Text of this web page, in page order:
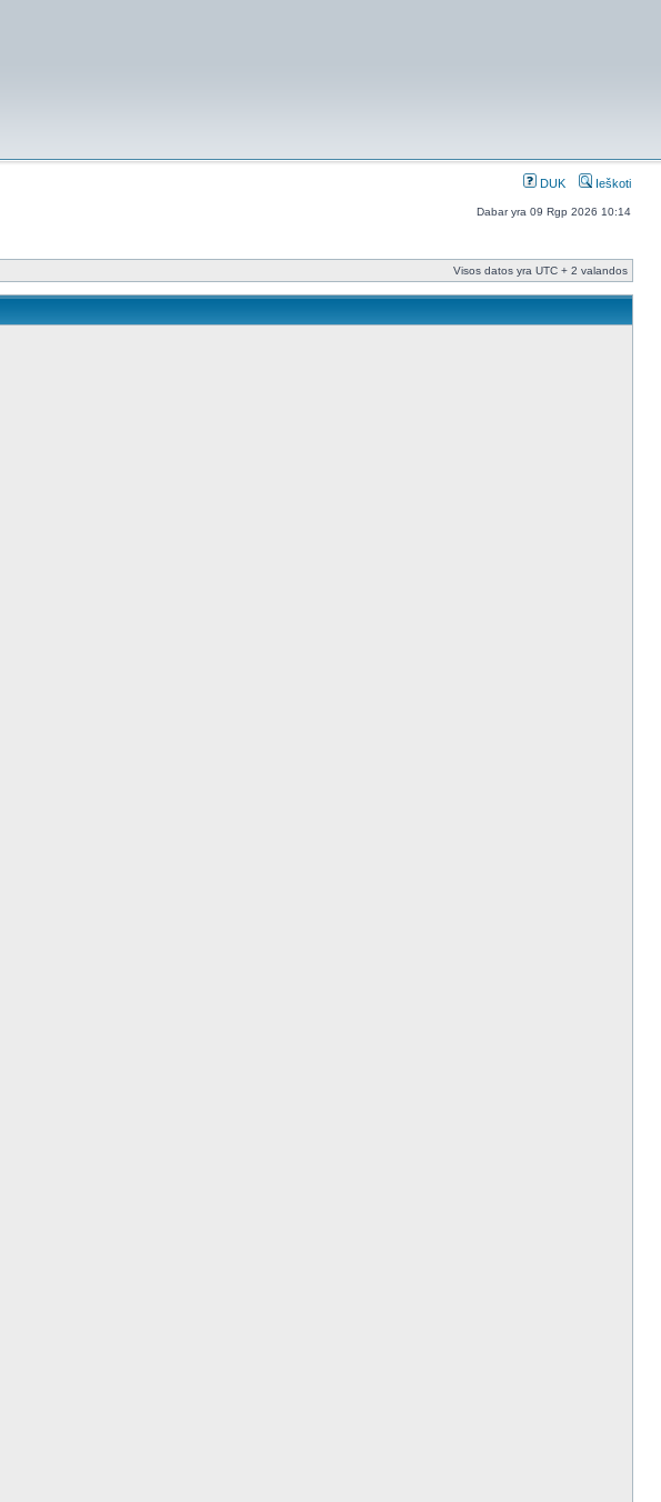
DUK Ieškoti
Dabar yra 09 Rgp 2026 10:14
Visos datos yra UTC + 2 valandos